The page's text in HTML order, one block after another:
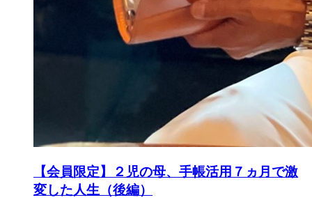
【会員限定】２児の母、手帳活用７ヵ月で激
変した人生（後編）